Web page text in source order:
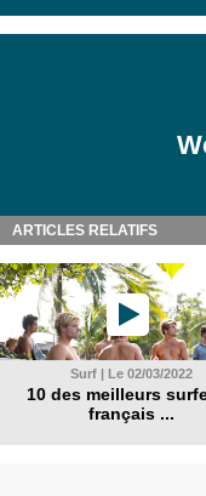
ARTICLES RELATIFS
Surf | Le 02/03/2022
10 des meilleurs
français ...